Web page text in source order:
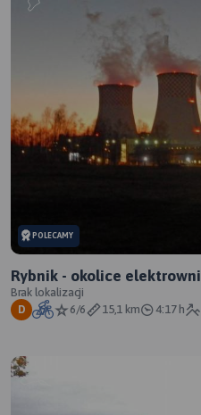
POLECAMY
Rybnik - okolice elektrowni
Brak lokalizacji
D 6/6 15,1 km 4:17 h